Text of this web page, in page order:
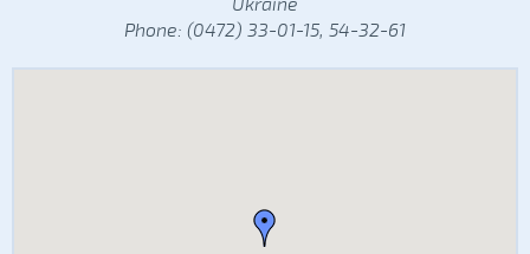
Phone: (0472) 33-01-15, 54-32-61